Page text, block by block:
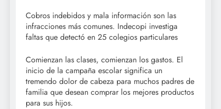
Cobros indebidos y mala información son las
infracciones más comunes. Indecopi investiga
faltas que detectó en 25 colegios particulares
Comienzan las clases, comienzan los gastos. El
inicio de la campaña escolar significa un
tremendo dolor de cabeza para muchos padres de
familia que desean comprar los mejores productos
para sus hijos.